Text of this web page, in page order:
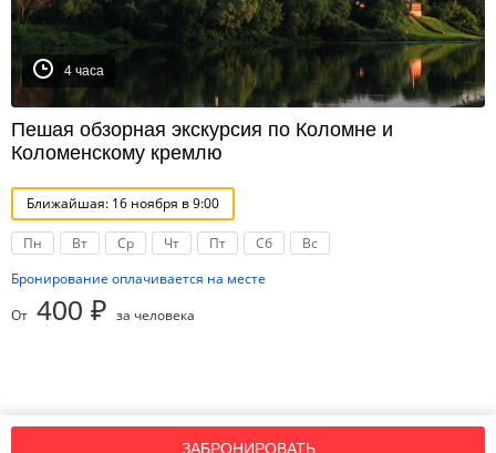
4 часа
Пешая обзорная экскурсия по Коломне и
Коломенскому кремлю
Ближайшая: 16 ноября в 9:00
Пн Вт Ср Чт Пт Сб
Вс
Бронирование оплачивается на месте
От 400 ₽ за человека
ЗАБРОНИРОВАТЬ
Подпишись на нашу рассылку новостей!